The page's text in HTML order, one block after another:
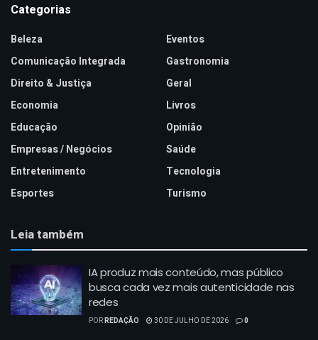
Categorias
Beleza
Comunicação Integrada
Direito & Justiça
Economia
Educação
Empresas / Negócios
Entretenimento
Esportes
Eventos
Gastronomia
Geral
Livros
Opinião
Saúde
Tecnologia
Turismo
Leia também
IA produz mais conteúdo, mas público
busca cada vez mais autenticidade nas
redes
PORREDAÇÃO 30 DE JULHO DE 2026 0